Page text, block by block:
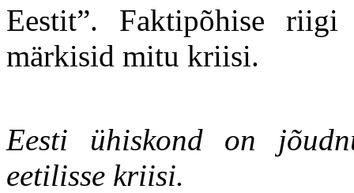
Eestit”. Faktipõhise riigi
märkisid mitu kriisi.
Eesti ühiskond on
eetilisse kriisi.